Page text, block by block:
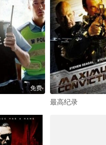
免费
最高纪录